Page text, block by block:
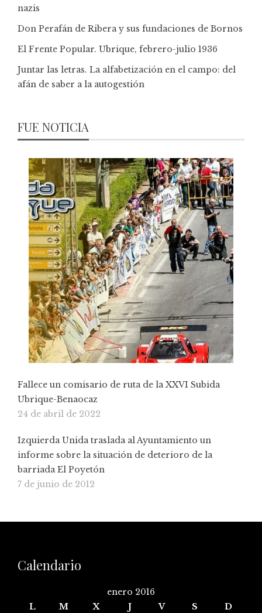
nazis
Don Perafán de Ribera y sus fundaciones de Bornos
El Frente Popular. Ubrique, febrero-julio 1936
Juntar las letras. La alfabetización en el campo: del
afán de saber a la autogestión
FUE NOTICIA
Fallece un comisario de ruta de la XXVI Subida
Ubrique-Benaocaz
24 de abril de 2022
Izquierda Unida traslada al Ayuntamiento un
informe sobre la situación de deterioro de la
barriada El Poyetón
7 de junio de 2012
Calendario
enero 2016
L
M X J V S
D